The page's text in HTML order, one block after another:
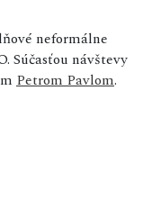
neformálne
Súčasťou návštevy
Petrom Pavlom.